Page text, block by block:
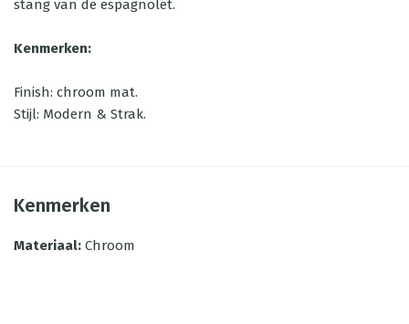
stang van de espagnolet.
Kenmerken:
Finish: chroom mat.
Stijl: Modern & Strak.
Kenmerken
Materiaal: Chroom